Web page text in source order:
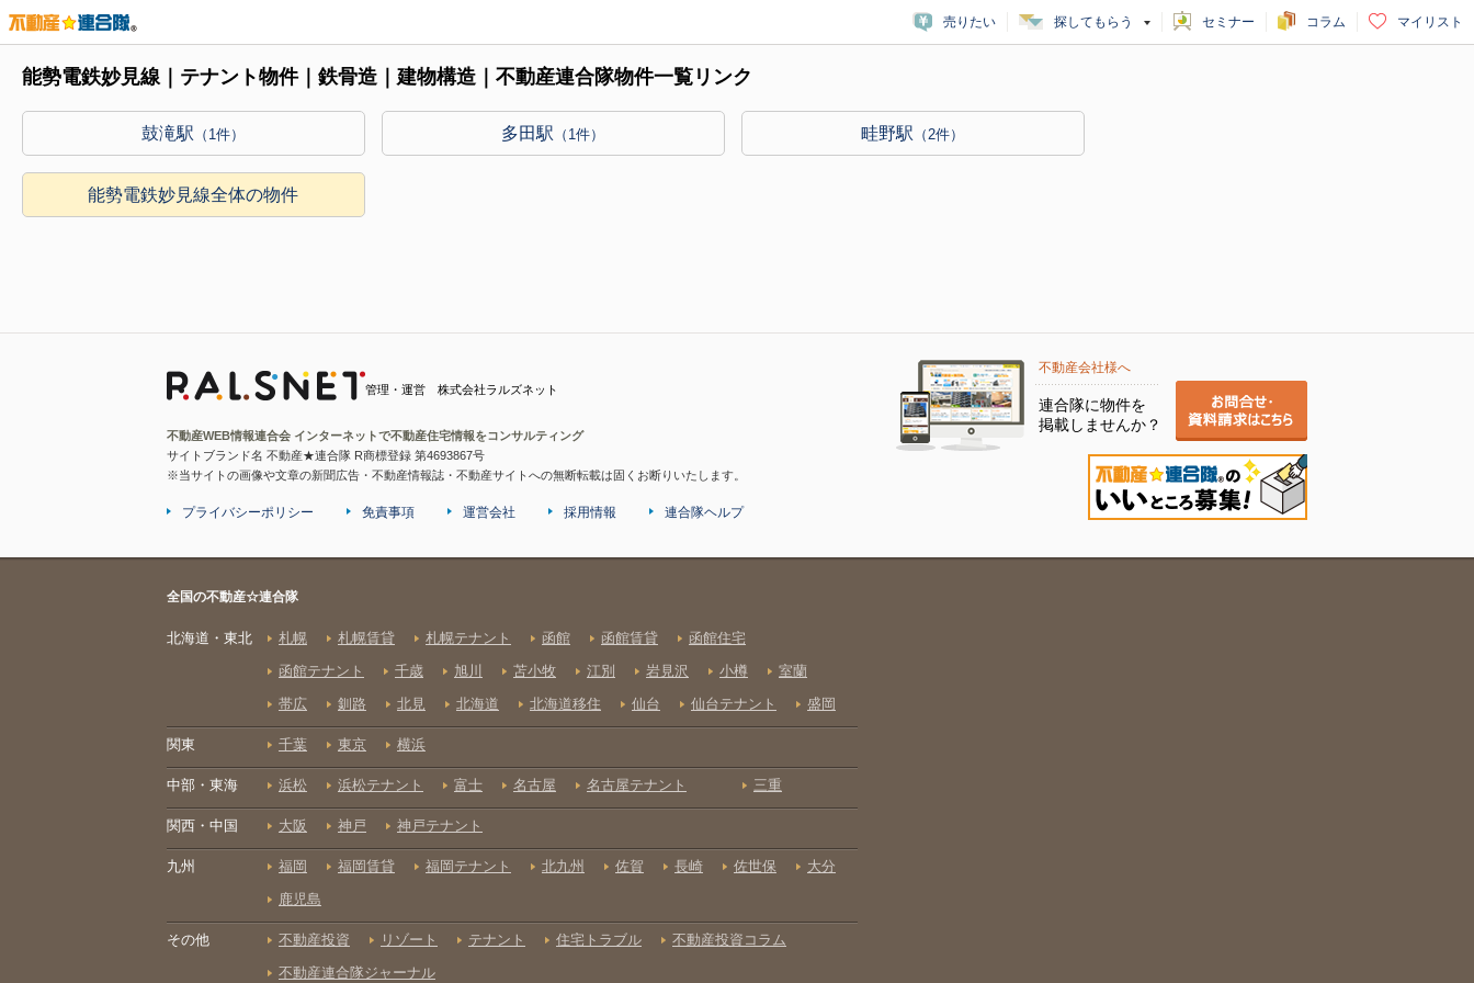
売りたい 探してもらう セミナー コラム マイリスト
能勢電鉄妙見線｜テナント物件｜鉄骨造｜建物構造｜不動産連合隊物件一覧リンク
鼓滝駅 （1件） 多田駅 （1件） 畦野駅 （2件）
能勢電鉄妙見線全体の物件
管理・運営 株式会社ラルズネット
不動産WEB情報連合会 インターネットで不動産住宅情報をコンサルティング
サイトブランド名 不動産★連合隊 R商標登録 第4693867号
※当サイトの画像や文章の新聞広告・不動産情報誌・不動産サイトへの無断転載は固くお断りいたします。
不動産会社様へ
連合隊に物件を
掲載しませんか？
プライバシーポリシー 免責事項 運営会社 採用情報 連合隊ヘルプ